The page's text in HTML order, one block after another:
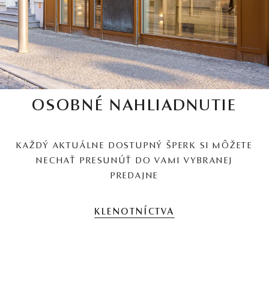
OSOBNÉ NAHLIADNUTIE
KAŽDÝ AKTUÁLNE DOSTUPNÝ ŠPERK SI MÔŽETE
NECHAŤ PRESUNÚŤ DO VAMI VYBRANEJ
PREDAJNE
KLENOTNÍCTVA